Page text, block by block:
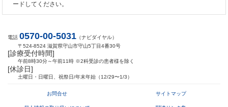
ードしてください。
電話 0570-00-5031 （ナビダイヤル）
〒524-8524 滋賀県守山市守山5丁目4番30号
[診療受付時間]
午前8時30分～午前11時 ※2科受診の患者様を除く
[休診日]
土曜日・日曜日、祝祭日/年末年始（12/29〜1/3）
お問合せ サイトマップ